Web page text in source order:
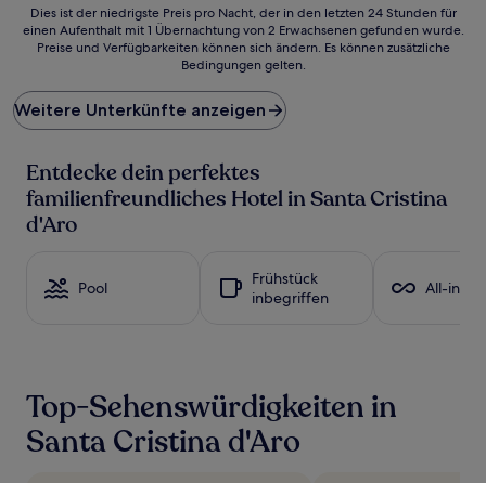
Dies
ist
Preis
pro
Nacht,
den
letzten
24 Stunden
Aufenthalt
wurde.
Preise
und
Dies ist der niedrigste Preis pro Nacht, der in den letzten 24 Stunden für
einen Aufenthalt mit 1 Übernachtung von 2 Erwachsenen gefunden wurde.
Preise und Verfügbarkeiten können sich ändern. Es können zusätzliche
Bedingungen gelten.
Weitere Unterkünfte anzeigen
Entdecke dein perfektes
familienfreundliches Hotel in Santa Cristina
d'Aro
Pool
Frühstück
inbegriffen
All-
Top-Sehenswürdigkeiten in
Santa Cristina d'Aro